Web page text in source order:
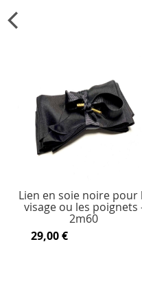
Lien en soie noire pour
visage ou les poignets
2m60
29,00 €